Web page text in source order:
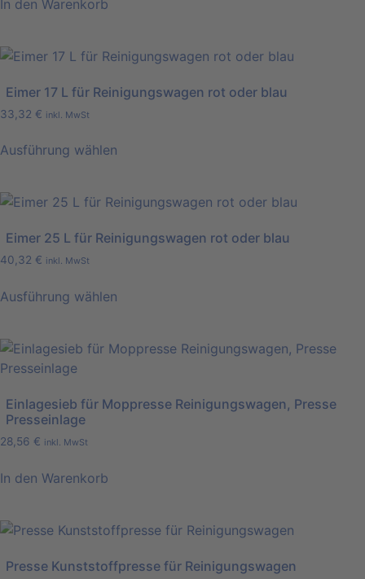
In den Warenkorb
Eimer 17 L für Reinigungswagen rot oder blau
33,32 € inkl. MwSt
Ausführung wählen
Produkt
weist
Varianten
auf.
Optionen
auf
der
gewählt
werden
Eimer 25 L für Reinigungswagen rot oder blau
40,32 € inkl. MwSt
Ausführung wählen
Produkt
weist
mehrere
auf.
Optionen
können
Produktseite
werden
Einlagesieb für Moppresse Reinigungswagen, Presse
Presseinlage
28,56 € inkl. MwSt
In den Warenkorb
Presse Kunststoffpresse für Reinigungswagen